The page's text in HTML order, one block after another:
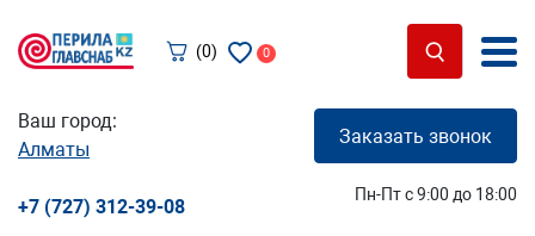
(0) 0
Ваш город:
Алматы
Заказать звонок
+7 (727) 312-39-08
Пн-Пт с 9:00 до 18:00